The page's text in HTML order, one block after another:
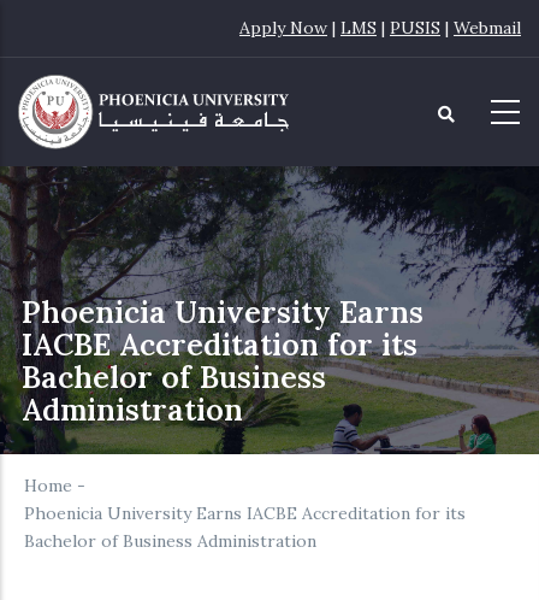
main
content
Apply Now | LMS | PUSIS | Webmail
Phoenicia University Earns
IACBE Accreditation for its
Bachelor of Business
Administration
Home -
Phoenicia University Earns IACBE Accreditation for its
Bachelor of Business Administration